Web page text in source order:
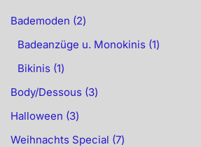
Bademoden 2
Badeanzüge u. Monokinis 1
Bikinis 1
Body/Dessous 3
Halloween 3
Weihnachts Special 7